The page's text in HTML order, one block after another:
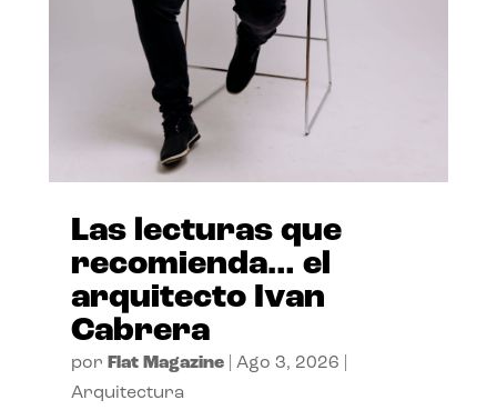
Las lecturas que
recomienda… el
arquitecto Ivan
Cabrera
por Flat Magazine| Ago 3, 2026
Arquitectura